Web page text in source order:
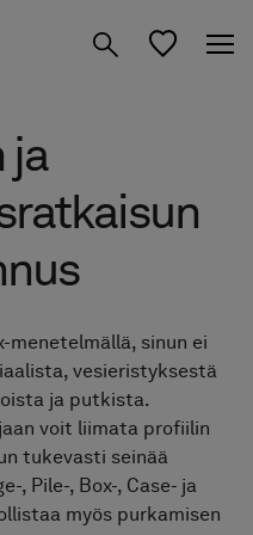
Studiossa
FI
ja
menetelmällä, sinun ei
vesieristyksestä
ja putkista.
voit liimata profiilin
tukevasti seinää
, Pile-, Box-, Case- ja
myös purkamisen